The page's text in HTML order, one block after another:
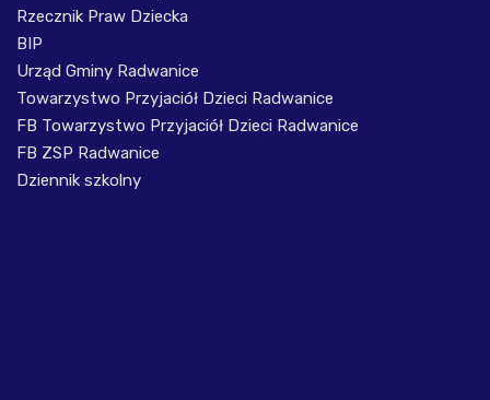
Rzecznik Praw Dziecka
BIP
Urząd Gminy Radwanice
Towarzystwo Przyjaciół Dzieci Radwanice
FB Towarzystwo Przyjaciół Dzieci Radwanice
FB ZSP Radwanice
Dziennik szkolny